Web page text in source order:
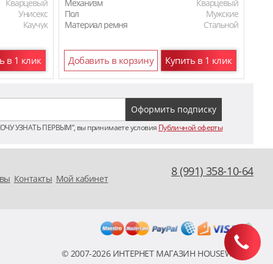
Кварцевый
Унисекс
Каучук
в 1 клик
Механизм
Кварцевый
Пол
Мужские
Материал ремня
Стальной
Добавить в корзину Купить в 1 клик
УЗНАТЬ ПЕРВЫМ”, вы принимаете условия Публичной оферты
Контакты Мой кабинет
8 (991) 358-10-64
© 2007-2026 ИНТЕРНЕТ МАГАЗИН HOUSEWATCH